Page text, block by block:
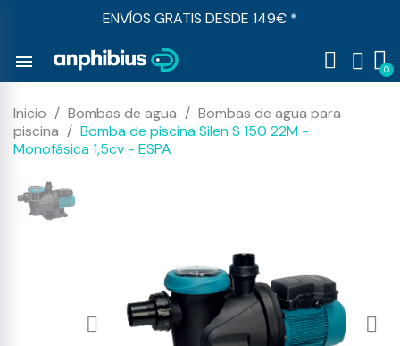
ENVÍOS GRATIS DESDE 149€ *
menu
Inicio Bombas de agua
Bombas de agua para
piscina
Bomba de piscina Silen S 150 22M -
Monofásica 1,5cv - ESPA